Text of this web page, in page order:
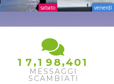
sabato venerdì
1 7 ,1 98,401
MESSAGGI
SCAMBIATI